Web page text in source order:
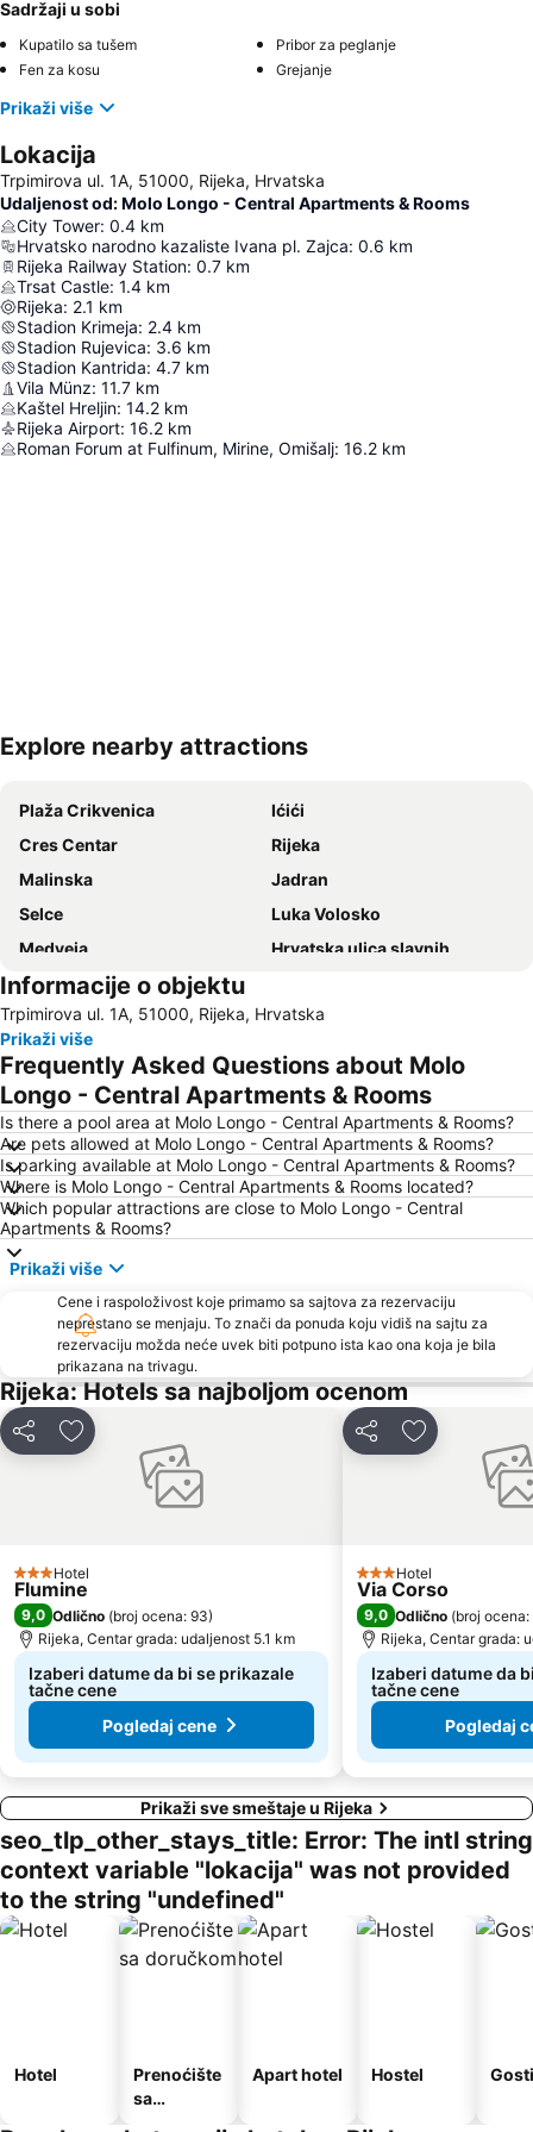
Sadržaji u sobi
Kupatilo sa tušem
Pribor za peglanje
Fen za kosu
Grejanje
Prikaži više
Lokacija
Trpimirova ul. 1A, 51000, Rijeka, Hrvatska
Udaljenost od: Molo Longo - Central Apartments & Rooms
City Tower: 0.4 km
Hrvatsko narodno kazaliste Ivana pl. Zajca: 0.6 km
Rijeka Railway Station: 0.7 km
Trsat Castle: 1.4 km
Rijeka: 2.1 km
Stadion Krimeja: 2.4 km
Stadion Rujevica: 3.6 km
Stadion Kantrida: 4.7 km
Vila Münz: 11.7 km
Kaštel Hreljin: 14.2 km
Rijeka Airport: 16.2 km
Roman Forum at Fulfinum, Mirine, Omišalj: 16.2 km
Explore nearby attractions
Plaža Crikvenica
Ićići
Cres Centar
Rijeka
Malinska
Jadran
Selce
Luka Volosko
Medveja
Hrvatska ulica slavnih
Hrvatsko Narodno Kazalište Ivana pl Zajca
Franza Josefa I o Lungomare
Dražica
Vela plaža
Bazeni Kantrida
Njivice
Maslinica
Camping Krk
Marina Punat
Djevojka s galebom
Gradsko kupalište
Girandella
Camp Jezevac
Informacije o objektu
Trpimirova ul. 1A, 51000, Rijeka, Hrvatska
Prikaži više
Frequently Asked Questions about Molo
Longo - Central Apartments & Rooms
Is there a pool area at Molo Longo - Central Apartments & Rooms?
Are pets allowed at Molo Longo - Central Apartments & Rooms?
Is parking available at Molo Longo - Central Apartments & Rooms?
Where is Molo Longo - Central Apartments & Rooms located?
Which popular attractions are close to Molo Longo - Central
Apartments & Rooms?
Prikaži više
Cene i raspoloživost koje primamo sa sajtova za rezervaciju
neprestano se menjaju. To znači da ponuda koju vidiš na sajtu za
rezervaciju možda neće uvek biti potpuno ista kao ona koja je bila
prikazana na trivagu.
Rijeka: Hotels sa najboljom ocenom
Deli Dodati u favorite
3 Zvezdice
Hotel
Flumine
9,0 Odlično (broj ocena: 93)
Rijeka, Centar grada: udaljenost 5.1 km
Izaberi datume da bi se prikazale
tačne cene
Pogledaj cene
Deli Dodati u
3 Zvezdice
Hotel
Via Corso
9,0 Odlično (broj ocena:
Rijeka, Centar grada:
Izaberi datume da
tačne cene
Pogledaj
Prikaži sve smeštaje u Rijeka
seo_tlp_other_stays_title: Error: The intl string
context variable "lokacija" was not provided
to the string "undefined"
Hotel
Prenoćište
sa
Apart hotel Hostel